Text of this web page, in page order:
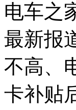
电车之
最新报
不高、
卡补贴